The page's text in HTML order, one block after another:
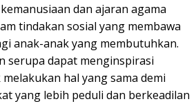
dan ajaran agama
tindakan sosial yang membawa
anak-anak yang membutuhkan.
serupa dapat menginspirasi
hal yang sama demi
yang lebih peduli dan berkeadilan